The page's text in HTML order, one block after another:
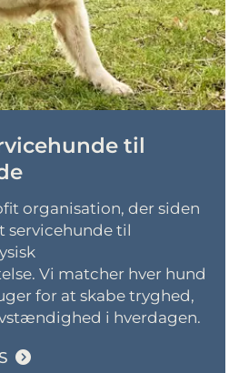
til
organisation, der siden
servicehunde til
Vi matcher hver hund
for at skabe tryghed,
i hverdagen.